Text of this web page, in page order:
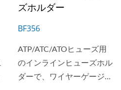
ズホルダー
BF356
ATP/ATC/ATOヒューズ用
のインラインヒューズホル
ダーで、ワイヤーゲージは